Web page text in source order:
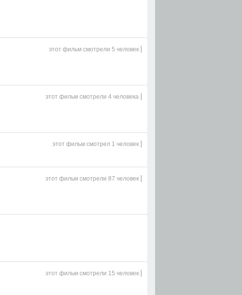
этот фильм смотрели 5 человек |
этот фильм смотрели 4 человека |
этот фильм смотрел 1 человек |
этот фильм смотрели 87 человек |
этот фильм смотрели 15 человек |